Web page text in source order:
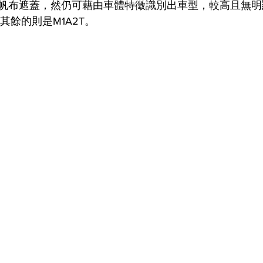
布遮蓋，然仍可藉由車體特徵識別出車型，較高且無
餘的則是M1A2T。